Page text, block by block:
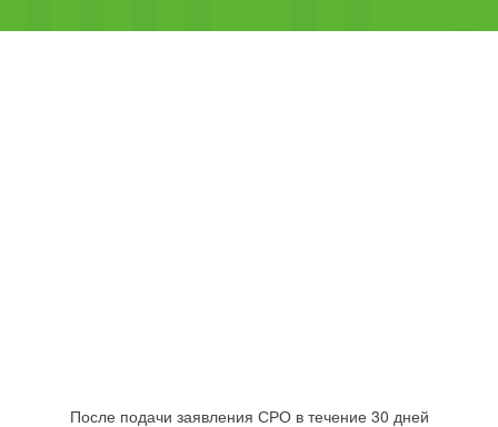
После подачи заявления СРО в течение 30 дней